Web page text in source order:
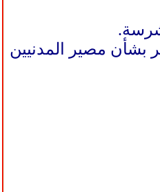
شرسة.
بشأن مصير المدنيين